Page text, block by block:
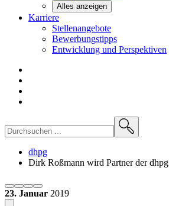
Alles anzeigen
Karriere
Stellenangebote
Bewerbungstipps
Entwicklung und Perspektiven
dhpg
Dirk Roßmann wird Partner der dhpg
23. Januar 2019